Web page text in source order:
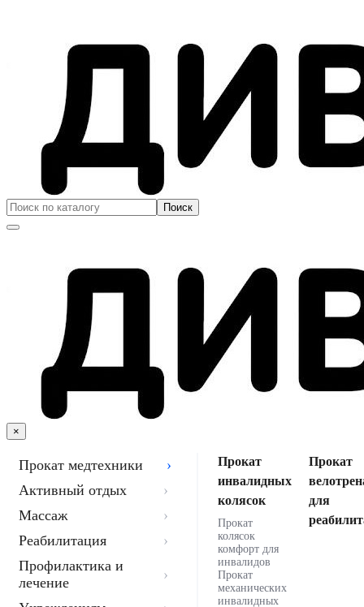
×
Прокат медтехники
Активный отдых
Массаж
Реабилитация
Профилактика и
лечение
Прокат
инвалидных
колясок
Прокат
колясок
комфорт для
инвалидов
Прокат
механических
инвалидных
Прокат
для